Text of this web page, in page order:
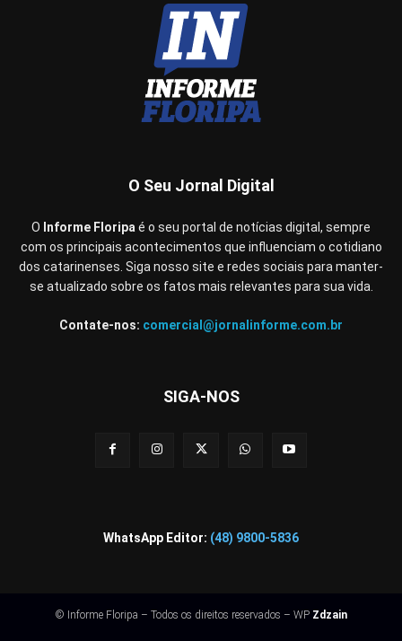
O Seu Jornal Digital
O Informe Floripaé o seu portal de notícias digital, sempre
com os principais acontecimentos que influenciam o cotidiano
dos catarinenses. Siga nosso site e redes sociais para manter-
se atualizado sobre os fatos mais relevantes para sua vida.
Contate-nos: comercial@jornalinforme.com.br
SIGA-NOS
WhatsApp Editor: (48) 9800-5836
© Informe Floripa – Todos os direitos reservados – WP Zdzain